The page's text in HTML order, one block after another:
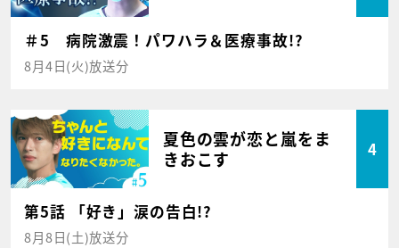
＃5 病院激震！パワハラ＆医療事故!?
8月4日(火)放送分
夏色の雲が恋と嵐をま
きおこす
4
第5話 「好き」涙の告白!?
8月8日(土)放送分